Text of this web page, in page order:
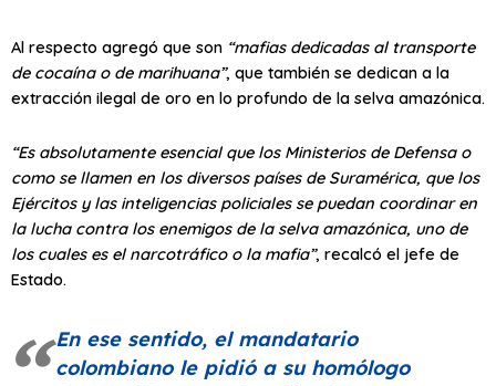
Al respecto agregó que son “mafias dedicadas al transporte
de cocaína o de marihuana”, que también se dedican a la
extracción ilegal de oro en lo profundo de la selva amazónica.
“Es absolutamente esencial que los Ministerios de Defensa o
como se llamen en los diversos países de Suramérica, que los
Ejércitos y las inteligencias policiales se puedan coordinar en
la lucha contra los enemigos de la selva amazónica, uno de
los cuales es el narcotráfico o la mafia”, recalcó el jefe de
Estado.
En ese sentido, el mandatario
colombiano le pidió a su homólogo